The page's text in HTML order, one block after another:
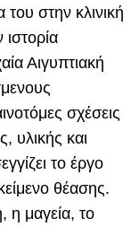
στην κλινική
Αιγυπτιακή
σχέσεις
υλικής και
το έργο
θέασης.
η μαγεία, το